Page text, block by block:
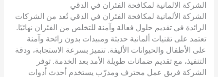
الشركة الالمانية لمكافحة الفئران في الدقي
الشركة الألمانية لمكافحة الفئران في الدقي تُعد من الشركات
الرائدة في تقديم حلول فعالة وآمنة للتخلص من الفئران نهائيًا.
تعتمد على تقنيات ألمانية حديثة ومبيدات بدون رائحة وآمنة
على الأطفال والحيوانات الأليفة. تتميز بسرعة الاستجابة، ودقة
التنفيذ، مع تقديم ضمانات طويلة الأمد بعد الخدمة. توفر
الشركة فريق عمل محترف ومدرّب يستخدم أحدث أدوات